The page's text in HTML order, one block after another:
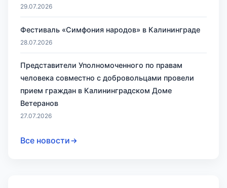
29.07.2026
Фестиваль «Симфония народов» в Калининграде
28.07.2026
Представители Уполномоченного по правам
человека совместно с добровольцами провели
прием граждан в Калининградском Доме
Ветеранов
27.07.2026
Все новости